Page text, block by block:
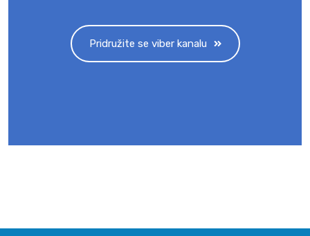
Pridružite se viber kanalu